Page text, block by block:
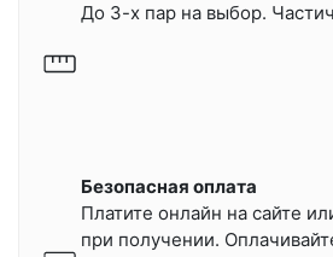
До 3-х пар на выбор.
Безопасная оплата
Платите онлайн на сайте
при получении.